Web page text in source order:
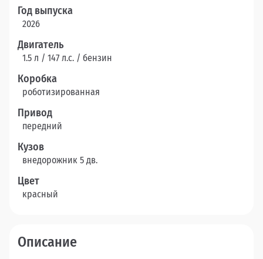
Год выпуска
2026
Двигатель
1.5 л / 147 л.c. / бензин
Коробка
роботизированная
Привод
передний
Кузов
внедорожник 5 дв.
Цвет
красный
Описание